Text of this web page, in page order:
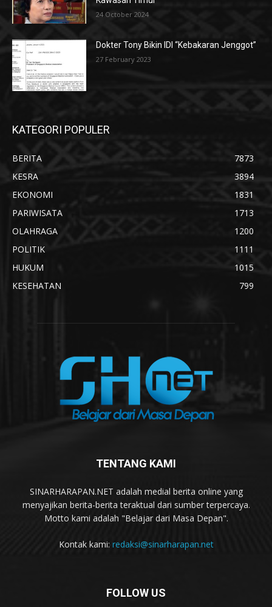
24 October 2024
Dokter Tony Bikin IDI “Kebakaran Jenggot”
27 February 2023
KATEGORI POPULER
BERITA
7873
KESRA
3894
EKONOMI
1831
PARIWISATA
1713
OLAHRAGA
1200
POLITIK
1111
HUKUM
1015
KESEHATAN
799
TENTANG KAMI
SINARHARAPAN.NET adalah medial berita online yang
menyajikan berita-berita teraktual dari sumber terpercaya.
Motto kami adalah "Belajar dari Masa Depan".
Kontak kami: redaksi@sinarharapan.net
FOLLOW US